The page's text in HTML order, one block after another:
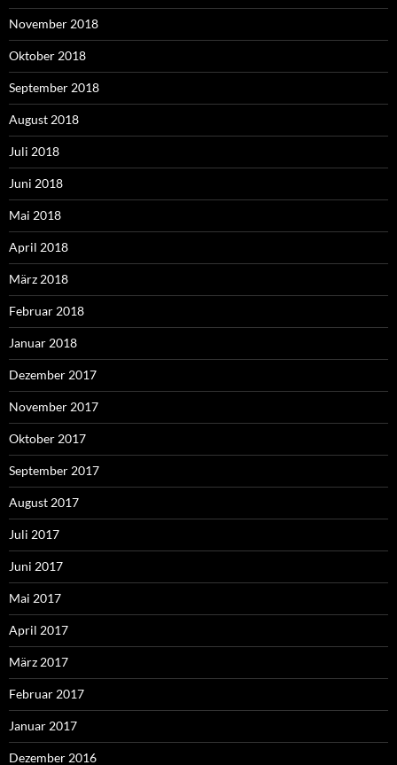
November 2018
Oktober 2018
September 2018
August 2018
Juli 2018
Juni 2018
Mai 2018
April 2018
März 2018
Februar 2018
Januar 2018
Dezember 2017
November 2017
Oktober 2017
September 2017
August 2017
Juli 2017
Juni 2017
Mai 2017
April 2017
März 2017
Februar 2017
Januar 2017
Dezember 2016